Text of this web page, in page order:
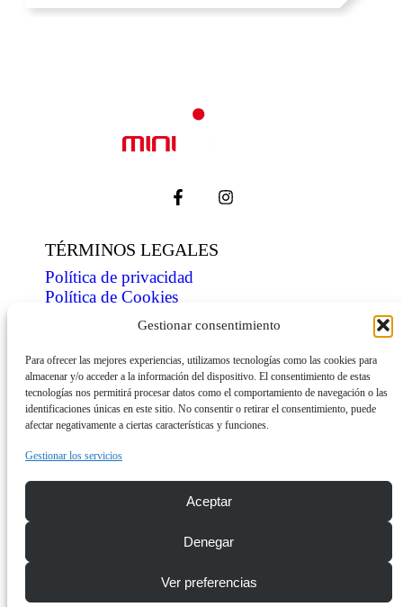
Gestionar consentimiento
Para ofrecer las mejores experiencias, utilizamos tecnologías como las cookies para
almacenar y/o acceder a la información del dispositivo. El consentimiento de estas
tecnologías nos permitirá procesar datos como el comportamiento de navegación o las
identificaciones únicas en este sitio. No consentir o retirar el consentimiento, puede
afectar negativamente a ciertas características y funciones.
Gestionar los servicios
Aceptar
Denegar
Ver preferencias
TÉRMINOS LEGALES
Política de privacidad
Política de Cookies
Condiciones de venta
ÍNDICE
Tienda
Personaliza
Contacto
INFORMACIÓN
Descarga dossier